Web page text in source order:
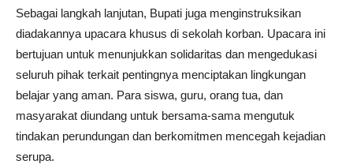
Sebagai langkah lanjutan, Bupati juga menginstruksikan
diadakannya upacara khusus di sekolah korban. Upacara ini
bertujuan untuk menunjukkan solidaritas dan mengedukasi
seluruh pihak terkait pentingnya menciptakan lingkungan
belajar yang aman. Para siswa, guru, orang tua, dan
masyarakat diundang untuk bersama-sama mengutuk
tindakan perundungan dan berkomitmen mencegah kejadian
serupa.